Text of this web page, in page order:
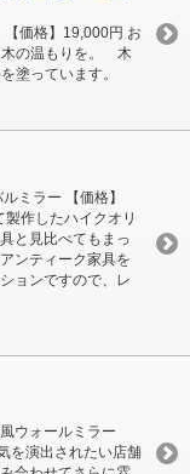
価格】19,000円 お
木の温もりを。 木
塗っています。
ミラー 【価格】
作したハイクオリ
と見比べてもまっ
ンティーク家具を
ョンですので、レ
ウォールミラー
を演出されたい店舗